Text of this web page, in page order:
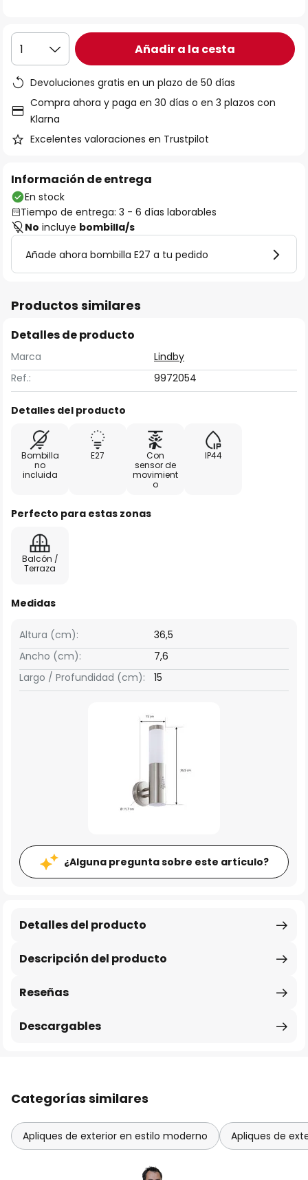
1 Añadir a la cesta
Devoluciones gratis en un plazo de 50 días
Compra ahora y paga en 30 días o en 3 plazos con
Klarna
Excelentes valoraciones en Trustpilot
Información de entrega
En stock
Tiempo de entrega: 3 - 6 días laborables
No incluye bombilla/s
Añade ahora bombilla E27 a tu pedido
Productos similares
Detalles de producto
Marca
Lindby
Ref.:
9972054
Detalles del producto
Bombilla
no
incluida
E27
Con
sensor de
movimient
o
IP44
Perfecto para estas zonas
Balcón /
Terraza
Medidas
Ancho (cm): 7,6
Altura (cm): 36,5
Largo / Profundidad (cm): 15
¿Alguna pregunta sobre este artículo?
Descripción del producto
Detalles del producto
Reseñas
Descargables
Categorías similares
Apliques de exterior en estilo moderno Apliques de